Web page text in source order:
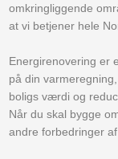
omkringliggende
at vi betjener hele
Energirenovering er
på din
boligs værdi og
Når du skal bygge
andre forbedringer